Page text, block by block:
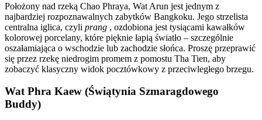
Położony nad rzeką Chao Phraya, Wat Arun jest jednym z
najbardziej rozpoznawalnych zabytków Bangkoku. Jego strzelista
centralna iglica, czyli prang , ozdobiona jest tysiącami kawałków
kolorowej porcelany, które pięknie łapią światło – szczególnie
oszałamiająca o wschodzie lub zachodzie słońca. Proszę przeprawić
się przez rzekę niedrogim promem z pomostu Tha Tien, aby
zobaczyć klasyczny widok pocztówkowy z przeciwległego brzegu.
Wat Phra Kaew (Świątynia Szmaragdowego
Buddy)